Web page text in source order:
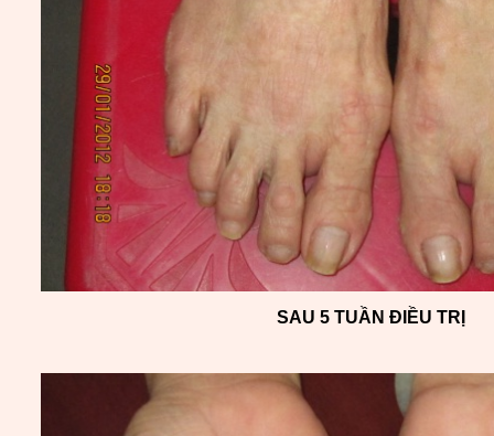
SAU 5 TUẦN ĐIỀU TRỊ